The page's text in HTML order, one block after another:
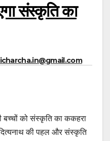
संस्कृति का
बच्चों को संस्कृति का ककहरा
की पहल और संस्कृति